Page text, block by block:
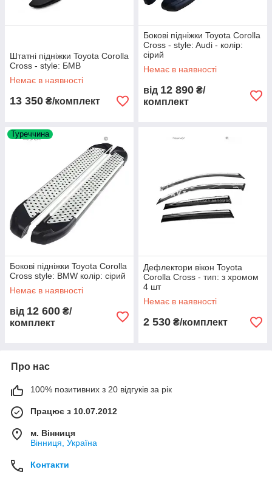
Штатні підніжки Toyota Corolla
Cross - style: БМВ
Немає в наявності
13 350 ₴/комплект
Бокові підніжки Toyota Corolla
Cross - style: Audi - колір:
сірий
Немає в наявності
від 12 890 ₴/
комплект
Туреччина
Бокові підніжки Toyota Corolla
Cross style: BMW колір: сірий
Немає в наявності
від 12 600 ₴/
комплект
Дефлектори вікон Toyota
Corolla Cross - тип: з хромом
4 шт
Немає в наявності
2 530 ₴/комплект
Про нас
100% позитивних з 20 відгуків за рік
Працює з 10.07.2012
м. Вінниця
Вінниця, Україна
Контакти